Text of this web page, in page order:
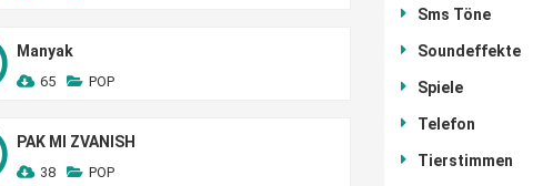
Manyak
65 POP
PAK MI ZVANISH
38 POP
Sms Töne
Soundeffekte
Spiele
Telefon
Tierstimmen